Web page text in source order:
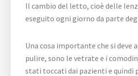
Il cambio del letto, cioè delle
eseguito ogni giorno da parte
Una cosa importante che si deve
pulire, sono le vetrate e i
stati toccati dai pazienti e quindi